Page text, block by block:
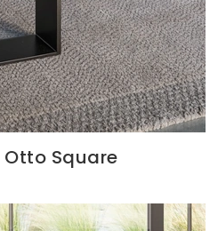
Square